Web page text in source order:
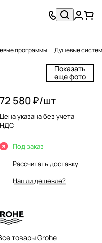
программы Душевые
Показать
еще фото
72 580 ₽/шт
Цена указана без учета
НДС
Под заказ
Рассчитать доставку
Нашли дешевле?
товары Grohe